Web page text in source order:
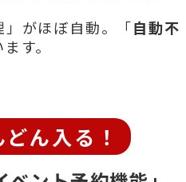
」がほぼ自動。「自動不
す。
ん入る！